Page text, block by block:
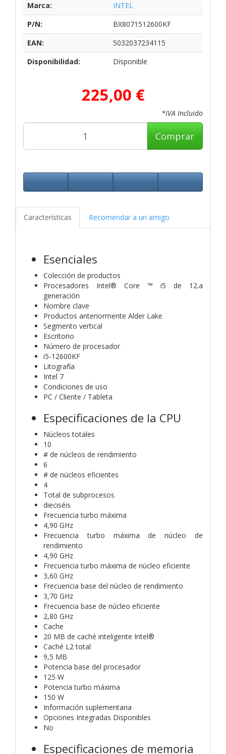
Marca:
INTEL
P/N:
BX8071512600KF
EAN:
5032037234115
Disponibilidad:
Disponible
225,00 €
*IVA Incluido
Comprar
Características Recomendar a un amigo
Esenciales
Colección de productos
Procesadores Intel® Core ™ i5 de 12.a
generación
Nombre clave
Productos anteriormente Alder Lake
Segmento vertical
Escritorio
Número de procesador
i5-12600KF
Litografía
Intel 7
Condiciones de uso
PC / Cliente / Tableta
Especificaciones de la CPU
Núcleos totales
10
# de núcleos de rendimiento
6
# de núcleos eficientes
4
Total de subprocesos
dieciséis
Frecuencia turbo máxima
4,90 GHz
Frecuencia turbo máxima de núcleo de
rendimiento
4,90 GHz
Frecuencia turbo máxima de núcleo eficiente
3,60 GHz
Frecuencia base del núcleo de rendimiento
3,70 GHz
Frecuencia base de núcleo eficiente
2,80 GHz
Cache
20 MB de caché inteligente Intel®
Caché L2 total
9,5 MB
Potencia base del procesador
125 W
Potencia turbo máxima
150 W
Información suplementaria
Opciones Integradas Disponibles
No
Especificaciones de memoria